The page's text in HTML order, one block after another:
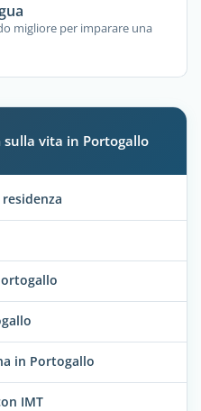
migliore per imparare una
vita in Portogallo
in Portogallo
IMT